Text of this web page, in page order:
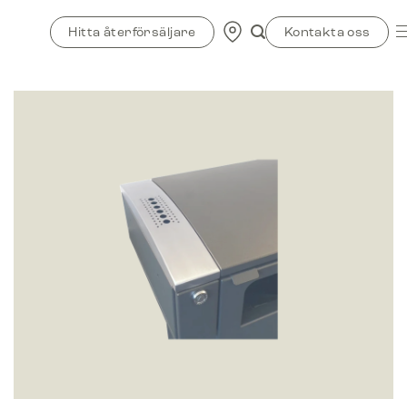
Hitta återförsäljare Kontakta oss